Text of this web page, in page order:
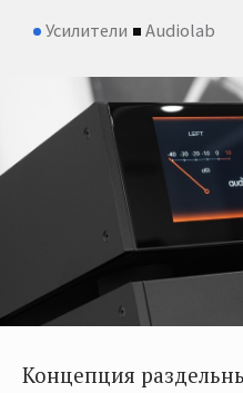
Усилители
Audiolab
Концепция